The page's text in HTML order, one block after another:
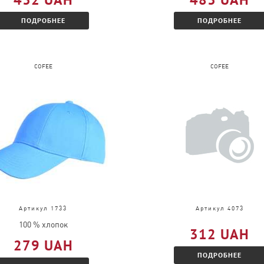
ПОДРОБНЕЕ ПОДРОБНЕЕ
COFEE
Артикул 1733
100 % хлопок
279 UAH
COFEE
Артикул 4073
312 UAH
ПОДРОБНЕЕ